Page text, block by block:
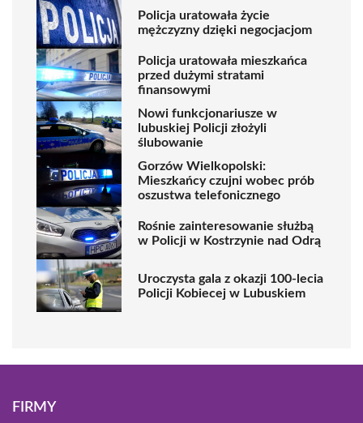
Policja uratowała życie
mężczyzny dzięki negocjacjom
Policja uratowała mieszkańca
przed dużymi stratami
finansowymi
Nowi funkcjonariusze w
lubuskiej Policji złożyli
ślubowanie
Gorzów Wielkopolski:
Mieszkańcy czujni wobec prób
oszustwa telefonicznego
Rośnie zainteresowanie służbą
w Policji w Kostrzynie nad Odrą
Uroczysta gala z okazji 100-lecia
Policji Kobiecej w Lubuskiem
FIRMY